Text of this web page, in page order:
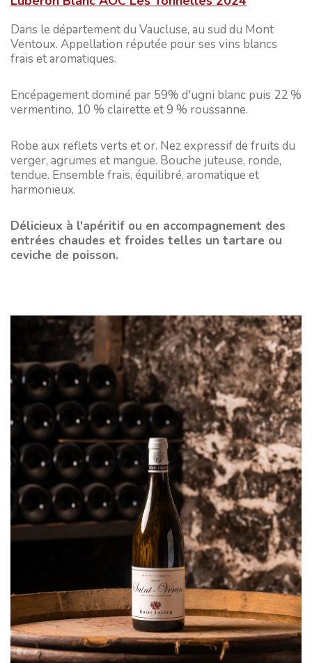
Dans le département du Vaucluse, au sud du Mont
Ventoux. Appellation réputée pour ses vins blancs
frais et aromatiques.
Encépagement dominé par 59% d'ugni blanc puis 22 %
vermentino, 10 % clairette et 9 % roussanne.
Robe aux reflets verts et or. Nez expressif de fruits du
verger, agrumes et mangue. Bouche juteuse, ronde,
tendue. Ensemble frais, équilibré, aromatique et
harmonieux.
Délicieux à l'apéritif ou en accompagnement des
entrées chaudes et froides telles un tartare ou
ceviche de poisson.